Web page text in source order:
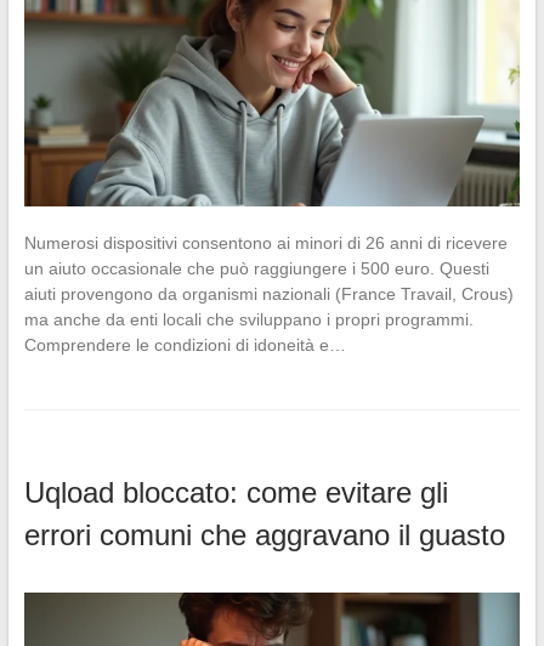
Numerosi dispositivi consentono ai minori di 26 anni di ricevere
un aiuto occasionale che può raggiungere i 500 euro. Questi
aiuti provengono da organismi nazionali (France Travail, Crous)
ma anche da enti locali che sviluppano i propri programmi.
Comprendere le condizioni di idoneità e…
Uqload bloccato: come evitare gli
errori comuni che aggravano il guasto